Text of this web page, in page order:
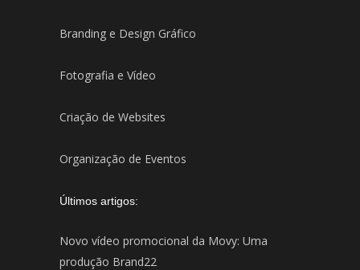
Branding e Design Gráfico
Fotografia e Vídeo
Criação de Websites
Organização de Eventos
Últimos artigos:
Novo vídeo promocional da Movy: Uma
produção Brand22